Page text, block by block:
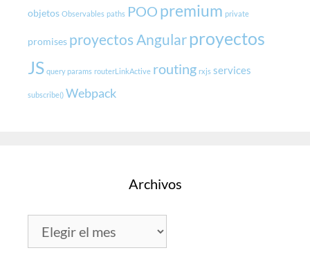
objetos Observables paths POO premium private
promises proyectos Angular proyectos
JS query params routerLinkActive routing rxjs services
subscribe() Webpack
Archivos